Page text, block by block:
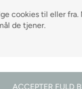
cookies til eller
de tjener.